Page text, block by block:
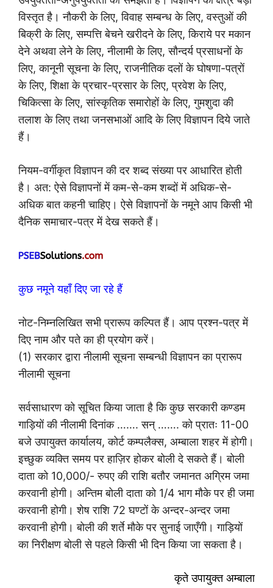
विस्तृत है। नौकरी के लिए, विवाह सम्बन्ध के लिए, वस्तुओं की
बिक्री के लिए, सम्पत्ति बेचने खरीदने के लिए, किराये पर मकान
देने अथवा लेने के लिए, नीलामी के लिए, सौन्दर्य प्रसाधनों के
लिए, कानूनी सूचना के लिए, राजनीतिक दलों के घोषणा-पत्रों
के लिए, शिक्षा के प्रचार-प्रसार के लिए, प्रवेश के लिए,
चिकित्सा के लिए, सांस्कृतिक समारोहों के लिए, गुमशुदा की
तलाश के लिए तथा जनसभाओं आदि के लिए विज्ञापन दिये जाते
हैं।
नियम-वर्गीकृत विज्ञापन की दर शब्द संख्या पर आधारित होती
है। अत: ऐसे विज्ञापनों में कम-से-कम शब्दों में अधिक-से-
अधिक बात कहनी चाहिए। ऐसे विज्ञापनों के नमूने आप किसी भी
दैनिक समाचार-पत्र में देख सकते हैं।
कुछ नमूने यहाँ दिए जा रहे हैं
नोट-निम्नलिखित सभी प्रारूप कल्पित हैं। आप प्रश्न-पत्र में
दिए नाम और पते का ही प्रयोग करें।
(1) सरकार द्वारा नीलामी सूचना सम्बन्धी विज्ञापन का प्रारूप
नीलामी सूचना
सर्वसाधारण को सूचित किया जाता है कि कुछ सरकारी कण्डम
गाड़ियों की नीलामी दिनांक ……. सन् ……. को प्रातः 11-00
बजे उपायुक्त कार्यालय, कोर्ट कम्पलैक्स, अम्बाला शहर में होगी।
इच्छुक व्यक्ति समय पर हाज़िर होकर बोली दे सकते हैं। बोली
दाता को 10,000/- रुपए की राशि बतौर जमानत अग्रिम जमा
करवानी होगी। अन्तिम बोली दाता को 1/4 भाग मौके पर ही जमा
करवानी होगी। शेष राशि 72 घण्टों के अन्दर-अन्दर जमा
करवानी होगी। बोली की शर्ते मौके पर सुनाई जाएँगी। गाड़ियों
का निरीक्षण बोली से पहले किसी भी दिन किया जा सकता है।
कृते उपायुक्त अम्बाला